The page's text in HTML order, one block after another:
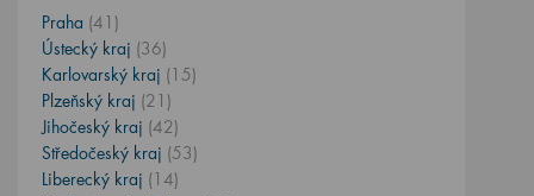
Praha (41)
Ústecký kraj (36)
Karlovarský kraj (15)
Plzeňský kraj (21)
Jihočeský kraj (42)
Středočeský kraj (53)
Liberecký kraj (14)